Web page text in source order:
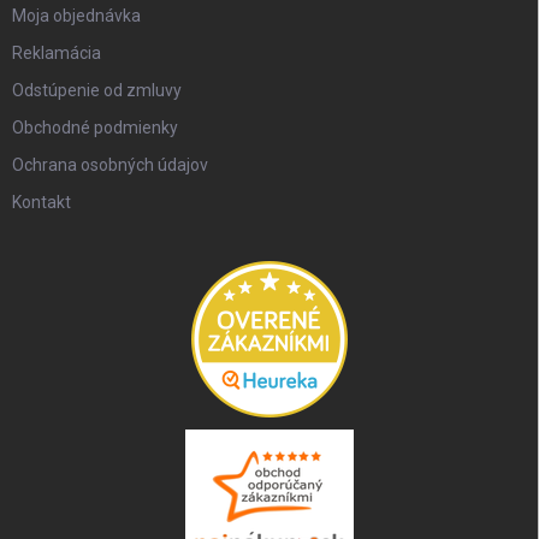
Moja objednávka
Reklamácia
Odstúpenie od zmluvy
Obchodné podmienky
Ochrana osobných údajov
Kontakt